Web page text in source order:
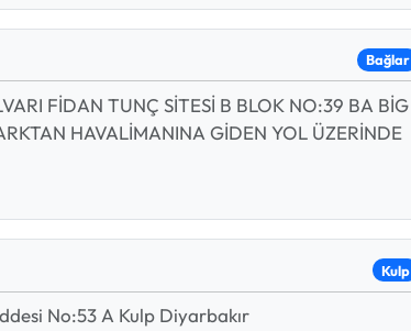
Bağlar
FİDAN TUNÇ SİTESİ B BLOK NO:39 BA BİG
HAVALİMANINA GİDEN YOL ÜZERİNDE
Kulp
No:53 A Kulp Diyarbakır